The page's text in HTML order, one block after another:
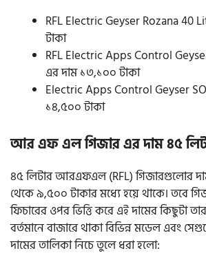
RFL Electric Geyser Rozana 40
টাকা
RFL Electric Apps Control
এর দাম ১৩,১০০ টাকা
Electric Apps Control Geyser
১৪,৫০০ টাকা
আর এফ এল গিজার এর দাম ৪৫
৪৫ লিটার আরএফএল (RFL) গিজারগুলোর
থেকে ৯,৫০০ টাকার মধ্যে হয়ে থাকে। তবে
ফিচারের ওপর ভিত্তি করে এই দামের কিছুটা
বর্তমানে বাজারে থাকা বিভিন্ন মডেল এবং
দামের তালিকা নিচে তুলে ধরা হলো: